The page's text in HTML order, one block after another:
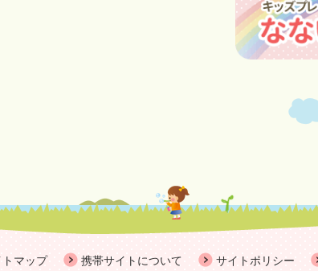
トマップ 携帯サイトについて サイトポリシー